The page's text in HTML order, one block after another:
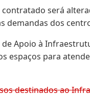
será
demandas dos
Apoio à
espaços para
destinados ao